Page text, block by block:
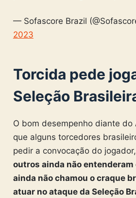
— Sofascore Brazil
2023
Torcida pede
Seleção
O bom desempenho diante do
que alguns torcedores
pedir a convocação do jogador,
outros ainda não entenderam
ainda não chamou o craque
atuar no ataque da Seleção